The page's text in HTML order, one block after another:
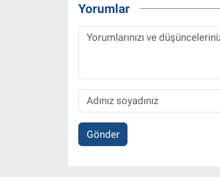
Yorumlar
Gönder